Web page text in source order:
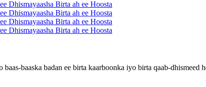
baas-baaska badan ee birta kaarboonka iyo birta qaab-